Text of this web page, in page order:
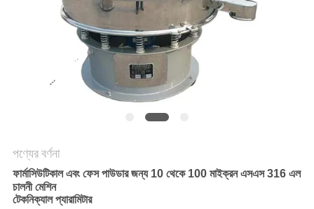
সাইটম্যাপ
পণ্যের বর্ণনা
ফার্মাসিউটিকাল এবং ফেস পাউডার জন্য 10 থেকে 100 মাইক্রন এসএস 316 এল
চালনী মেশিন
টেকনিক্যাল প্যারামিটার